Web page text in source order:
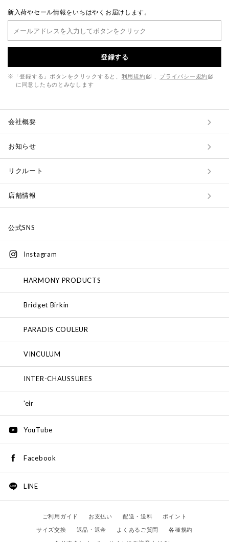
新入荷やセール情報をいちはやくお届けします。
登録する
※「登録する」ボタンをクリックすると、 利用規約
プライバシー規約
に同意したものとみなします
会社概要
お知らせ
リクルート
店舗情報
公式SNS
Instagram
HARMONY PRODUCTS
Bridget Birkin
PARADIS COULEUR
VINCULUM
INTER-CHAUSSURES
'eir
YouTube
Facebook
LINE
ご利用ガイド お支払い 配送・送料
ポイント
サイズ交換
返品・返金 よくあるご質問
各種規約